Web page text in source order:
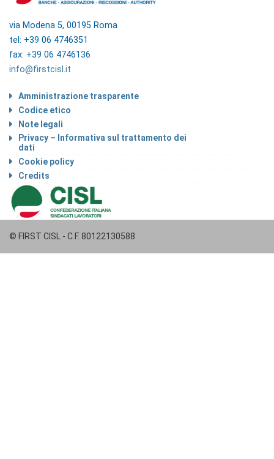
via Modena 5, 00195 Roma
tel: +39 06 4746351
fax: +39 06 4746136
info@firstcisl.it
Amministrazione trasparente
Codice etico
Note legali
Privacy – Informativa sul trattamento dei
dati
Cookie policy
Credits
© FIRST CISL - C.F. 80122130588